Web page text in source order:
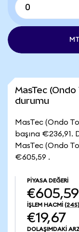
MasTec
durumu
MasTec (Ondo
başına €236,91.
MasTec (Ondo
€605,59 .
PIYASA DEĞERI
€605,59
İŞLEM HACMI (24S)
€19,67
DOLAŞIMDAKI